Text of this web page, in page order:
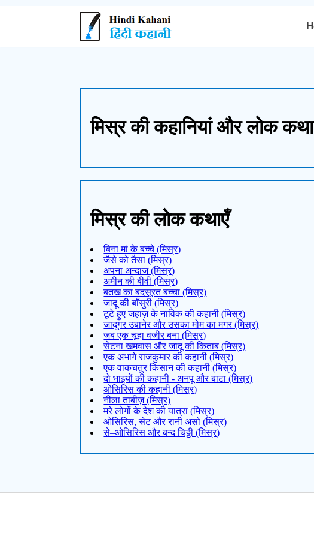
मिस्र की कहानियां और लोक
मिस्र की लोक कथाएँ
बिना मां के बच्चे (मिस्र)
जैसे को तैसा (मिस्र)
अपना अन्दाज (मिस्र)
अमीन की बीवी (मिस्र)
बतख का बदसूरत बच्चा (मिस्र)
जादू की बाँसुरी (मिस्र)
टूटे हुए जहाज़ के नाविक की कहानी (मिस्र)
जादूगर उबानेर और उसका मोम का मगर (मिस्र)
जब एक चूहा वजीर बना (मिस्र)
सेटना खमवास और जादू की किताब (मिस्र)
एक अभागे राजकुमार की कहानी (मिस्र)
एक वाकचतुर किसान की कहानी (मिस्र)
दो भाइयों की कहानी - अनपू और बाटा (मिस्र)
ओसिरिस की कहानी (मिस्र)
नीला ताबीज़ (मिस्र)
मरे लोगों के देश की यात्रा (मिस्र)
ओसिरिस, सेट और रानी असो (मिस्र)
से–ओसिरिस और बन्द चिठ्ठी (मिस्र)